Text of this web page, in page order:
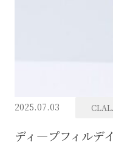
2025.07.03
ディ―プフィルデ